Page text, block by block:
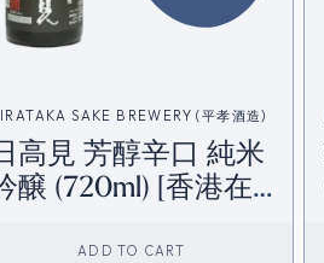
SAKE BREWERY (平孝酒造)
高見 芳醇辛口 純米
醸 (720ml) [香港在
ADD TO CART